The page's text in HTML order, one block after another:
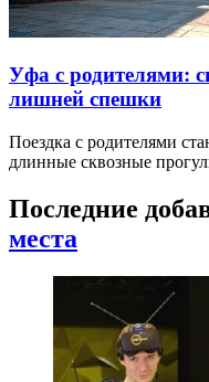
Уфа с родителями:
лишней спешки
Поездка с родителями
длинные сквозные
Последние
места